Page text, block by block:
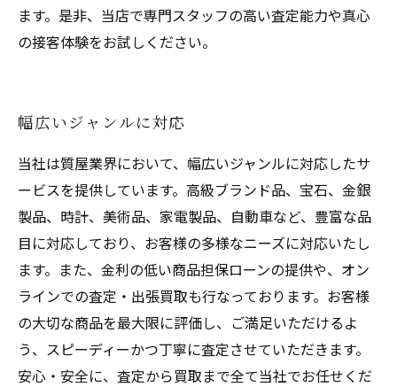
ます。是非、当店で専門スタッフの高い査定能力や真心
の接客体験をお試しください。
幅広いジャンルに対応
当社は質屋業界において、幅広いジャンルに対応したサ
ービスを提供しています。高級ブランド品、宝石、金銀
製品、時計、美術品、家電製品、自動車など、豊富な品
目に対応しており、お客様の多様なニーズに対応いたし
ます。また、金利の低い商品担保ローンの提供や、オン
ラインでの査定・出張買取も行なっております。お客様
の大切な商品を最大限に評価し、ご満足いただけるよ
う、スピーディーかつ丁寧に査定させていただきます。
安心・安全に、査定から買取まで全て当社でお任せくだ